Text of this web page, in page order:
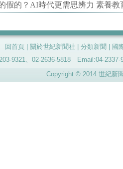
假的？AI時代更需思辨力 素養
回首頁 關於世紀新聞社 分類新聞
國
9321、02-2636-5818 Email:04-
Copyright © 2014 世紀新